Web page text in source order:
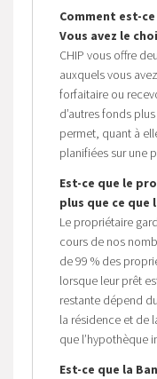
Comment est-
Vous avez le
CHIP vous offre
auxquels vous
forfaitaire ou
d’autres fonds
permet, quant à
planifiées sur une
Est-ce que le
plus que ce que
Le propriétaire
cours de nos
de 99 % des
lorsque leur prêt
restante dépend
la résidence et de
que l’hypothèque
Est-ce que la